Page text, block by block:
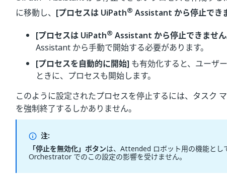
に移動し、 [プロセスは UiPath® Assistant から停止でき
[プロセスは UiPath® Assistant から停止できませ
Assistant から手動で開始する必要があります。
[プロセスを自動的に開始] も有効化すると、ユーザ
ときに、プロセスも開始します。
このように設定されたプロセスを停止するには、タスク
を強制終了するしかありません。
注:
「停止を無効化」ボタンは、Attended ロボット用の機能とし
Orchestrator でのこの設定の影響を受けません。